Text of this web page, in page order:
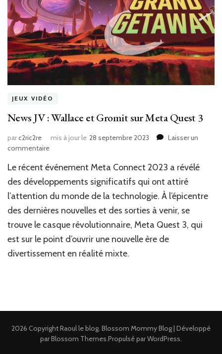
JEUX VIDÉO
News JV : Wallace et Gromit sur Meta Quest 3
parc2ric2re mis à jour le 28 septembre 2023
Laisser un
commentairesur
JV
:
Wallace
et
Gromit
Meta
Quest
3
Le récent événement Meta Connect 2023 a révélé
des développements significatifs qui ont attiré
l’attention du monde de la technologie. À l’épicentre
des dernières nouvelles et des sorties à venir, se
trouve le casque révolutionnaire, Meta Quest 3, qui
est sur le point d’ouvrir une nouvelle ère de
divertissement en réalité mixte.
2026 CopyrightRaoul le blog Blossom Mommy Blog | Développé
parBlossom Themes .Propulsé parWordPress